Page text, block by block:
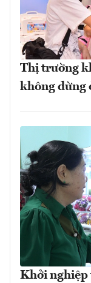
Thị trường
không dừng
Khởi nghiệp